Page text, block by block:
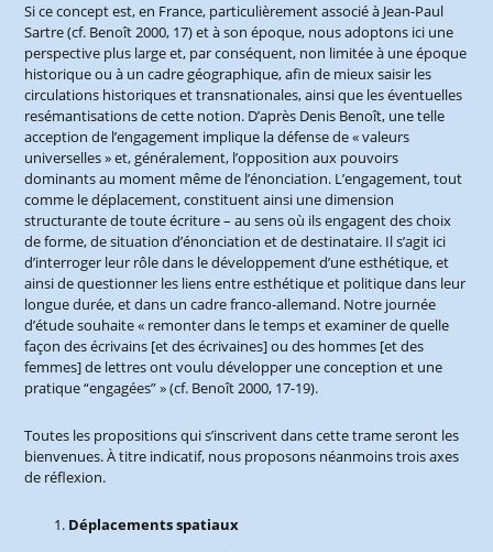
Si ce concept est, en France, particulièrement associé à Jean-Paul
Sartre (cf. Benoît 2000, 17) et à son époque, nous adoptons ici une
perspective plus large et, par conséquent, non limitée à une époque
historique ou à un cadre géographique, afin de mieux saisir les
circulations historiques et transnationales, ainsi que les éventuelles
resémantisations de cette notion. D’après Denis Benoît, une telle
acception de l’engagement implique la défense de « valeurs
universelles » et, généralement, l’opposition aux pouvoirs
dominants au moment même de l’énonciation. L’engagement, tout
comme le déplacement, constituent ainsi une dimension
structurante de toute écriture – au sens où ils engagent des choix
de forme, de situation d’énonciation et de destinataire. Il s’agit ici
d’interroger leur rôle dans le développement d’une esthétique, et
ainsi de questionner les liens entre esthétique et politique dans leur
longue durée, et dans un cadre franco-allemand. Notre journée
d’étude souhaite « remonter dans le temps et examiner de quelle
façon des écrivains [et des écrivaines] ou des hommes [et des
femmes] de lettres ont voulu développer une conception et une
pratique “engagées” » (cf. Benoît 2000, 17-19).
Toutes les propositions qui s’inscrivent dans cette trame seront les
bienvenues. À titre indicatif, nous proposons néanmoins trois axes
de réflexion.
Déplacements spatiaux